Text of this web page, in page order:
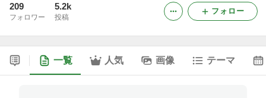
209
フォロワー
5.2k
投稿
フォロー
一覧 人気 画像 テーマ